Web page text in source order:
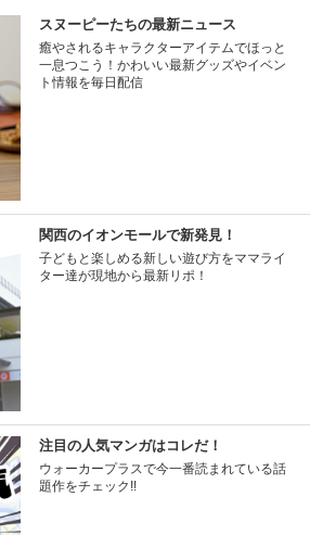
スヌーピーたちの最新ニュース
癒やされるキャラクターアイテムでほっと
一息つこう！かわいい最新グッズやイベン
ト情報を毎日配信
関西のイオンモールで新発見！
子どもと楽しめる新しい遊び方をママライ
ター達が現地から最新リポ！
注目の人気マンガはコレだ！
ウォーカープラスで今一番読まれている話
題作をチェック!!